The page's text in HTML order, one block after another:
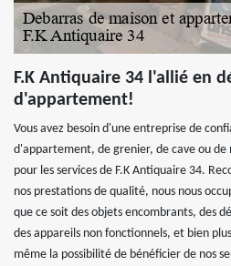
F.K Antiquaire 34 l'allié en
d'appartement!
Vous avez besoin d'une entreprise de
d'appartement, de grenier, de cave ou de
pour les services de F.K Antiquaire 34.
nos prestations de qualité, nous nous
que ce soit des objets encombrants, des
des appareils non fonctionnels, et bien
même la possibilité de bénéficier de nos